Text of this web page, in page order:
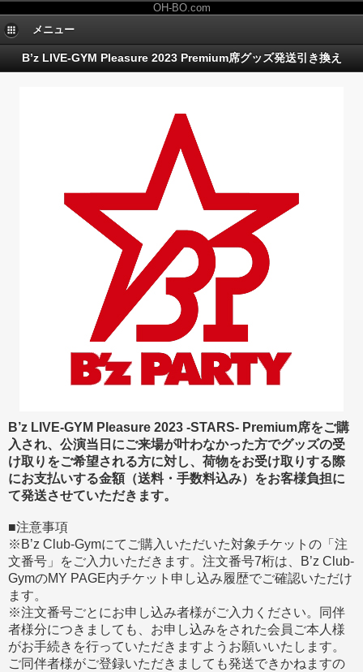
OH-BO.com
メニュー
B’z LIVE-GYM Pleasure 2023 Premium席グッズ発送引き換え
B’z LIVE-GYM Pleasure 2023 -STARS- Premium席をご購
入され、公演当日にご来場が叶わなかった方でグッズの受
け取りをご希望される方に対し、荷物をお受け取りする際
にお支払いする金額（送料・手数料込み）をお客様負担に
て発送させていただきます。
■注意事項
※B’z Club-Gymにてご購入いただいた対象チケットの「注
文番号」をご入力いただきます。注文番号7桁は、B’z Club-
GymのMY PAGE内チケット申し込み履歴でご確認いただけ
ます。
※注文番号ごとにお申し込み者様がご入力ください。同伴
者様分につきましても、お申し込みをされた会員ご本人様
がお手続きを行っていただきますようお願いいたします。
ご同伴者様がご登録いただきましても発送できかねますの